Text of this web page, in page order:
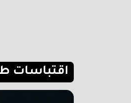
اقتباسات